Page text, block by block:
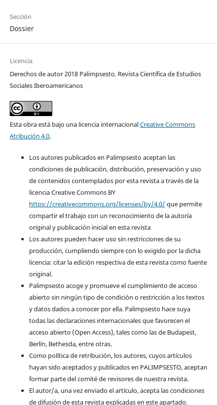
Sección
Dossier
Licencia
Derechos de autor 2018 Palimpsesto. Revista Científica de Estudios
Sociales Iberoamericanos
Esta obra está bajo una licencia internacionalCreative Commons
Atribución 4.0.
Los autores publicados en Palimpsesto aceptan las
condiciones de publicación, distribución, preservación y uso
de contenidos contemplados por esta revista a través de la
licencia Creative Commons BY
https://creativecommons.org/licenses/by/4.0/ que permite
compartir el trabajo con un reconocimiento de la autoría
original y publicación inicial en esta revista
Los autores pueden hacer uso sin restricciones de su
producción, cumpliendo siempre con lo exigido por la dicha
licencia: citar la edición respectiva de esta revista como fuente
original.
Palimpsesto acoge y promueve el cumplimiento de acceso
abierto sin ningún tipo de condición o restricción a los textos
y datos dados a conocer por ella. Palimpsesto hace suya
todas las declaraciones internacionales que favorecen el
acceso abierto (Open Access), tales como las de Budapest,
Berlín, Bethesda, entre otras.
Como política de retribución, los autores, cuyos artículos
hayan sido aceptados y publicados en PALIMPSESTO, aceptan
formar parte del comité de revisores de nuestra revista.
El autor/a, una vez enviado el artículo, acepta las condiciones
de difusión de esta revista explicadas en este apartado.